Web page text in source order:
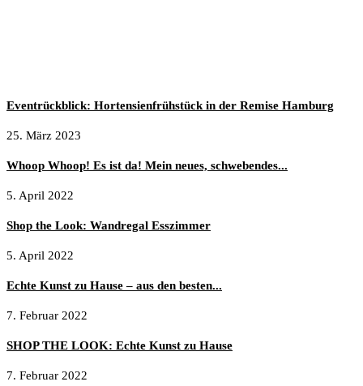
Eventrückblick: Hortensienfrühstück in der Remise Hamburg
25. März 2023
Whoop Whoop! Es ist da! Mein neues, schwebendes...
5. April 2022
Shop the Look: Wandregal Esszimmer
5. April 2022
Echte Kunst zu Hause – aus den besten...
7. Februar 2022
SHOP THE LOOK: Echte Kunst zu Hause
7. Februar 2022